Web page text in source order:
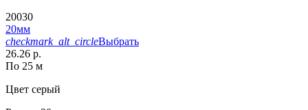
20030
20мм
checkmark_alt_circleВыбрать
26.26 р.
По 25 м
Цвет серый